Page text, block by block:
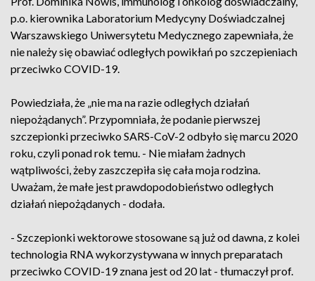
p.o. kierownika Laboratorium Medycyny Doświadczalnej
Warszawskiego Uniwersytetu Medycznego zapewniała, że
nie należy się obawiać odległych powikłań po szczepieniach
przeciwko COVID-19.
Powiedziała, że „nie ma na razie odległych działań
niepożądanych”. Przypomniała, że podanie pierwszej
szczepionki przeciwko SARS-CoV-2 odbyło się marcu 2020
roku, czyli ponad rok temu. - Nie miałam żadnych
wątpliwości, żeby zaszczepiła się cała moja rodzina.
Uważam, że małe jest prawdopodobieństwo odległych
działań niepożądanych - dodała.
- Szczepionki wektorowe stosowane są już od dawna, z kolei
technologia RNA wykorzystywana w innych preparatach
przeciwko COVID-19 znana jest od 20 lat - tłumaczył prof.